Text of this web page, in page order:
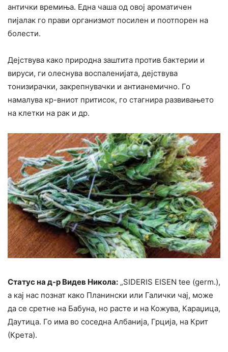
антички времиња. Една чаша од овој ароматичен
пијалак го прави организмот посилен и поотпорен на
болести.
Дејствува како природна заштита против бактерии и
вируси, ги олеснува воспаленијата, дејствува
тонизирачки, закрепнувачки и антианемично. Го
намалува кр-вниот притисок, го стагнира развивањето
на клетки на рак и др.
Статус на д-р Видев Никола: „SIDERIS EISEN tee (germ.),
а кај нас познат како Планински или Галички чај, може
да се сретне на Бабуна, но расте и на Кожува, Караџица,
Даутица. Го има во соседна Албанија, Грција, на Крит
(Крета).